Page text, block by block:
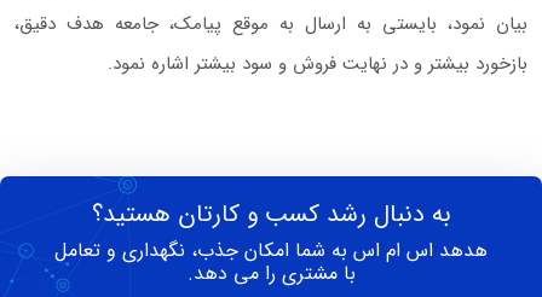
بیان نمود، بایستی به ارسال به موقع پیامک، جامعه هدف دقیق،
بازخورد بیشتر و در نهایت فروش و سود بیشتر اشاره نمود.
به دنبال رشد کسب و کارتان هستید؟
هدهد اس ام اس به شما امکان جذب، نگهداری و تعامل
با مشتری را می دهد.